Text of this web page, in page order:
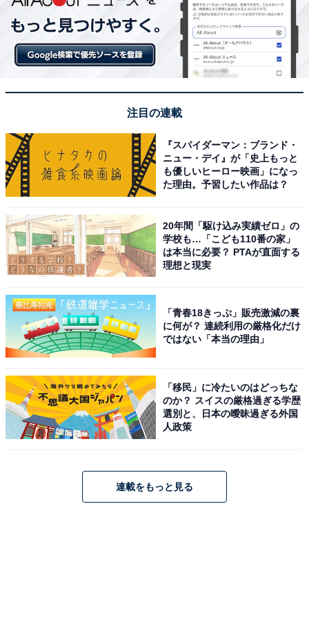
とろみのある温泉は湯の花が舞い肌がすべすべにな
る
地元の食材を丁寧に調理した料理がおいしい
アクセス・料金・宿泊情報は？
アクセス
交通手段：JR天ヶ瀬駅より徒歩約5分／天瀬高塚ICより
注目の連載
『スパイダーマン：ブランド・
ニュー・デイ』が「史上もっと
も優しいヒーロー映画」になっ
た理由。予習したい作品は？
20年間「駆け込み実績ゼロ」の
学校も…「こども110番の家」
は本当に必要？ PTAが直面する
理想と現実
「青春18きっぷ」販売激減の裏
に何が？ 連続利用の厳格化だけ
ではない「本当の理由」
「移民」に冷たいのはどっちな
のか？ スイスの厳格過ぎる学歴
選別と、日本の曖昧過ぎる外国
人政策
連載をもっと見る